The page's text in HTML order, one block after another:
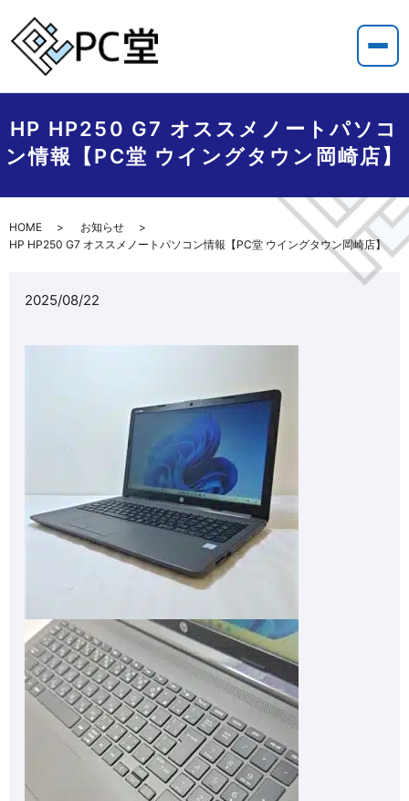
HP HP250 G7 オススメノートパソコ
ン情報【PC堂 ウイングタウン岡崎店】
HOME
お知らせ
HP HP250 G7 オススメノートパソコン情報【PC堂 ウイングタウン岡崎店】
2025/08/22